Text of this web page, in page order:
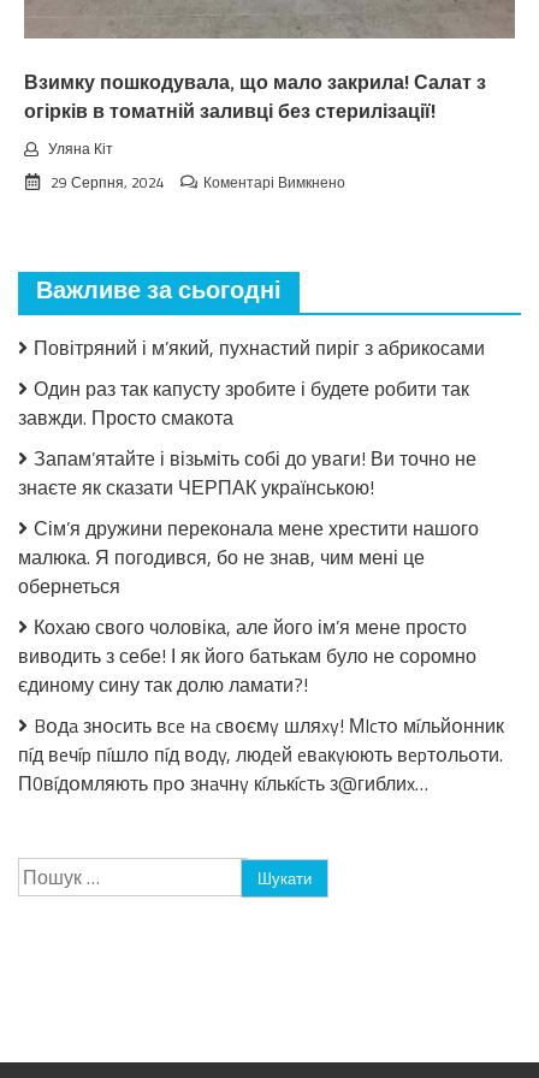
чeкaв
Взимку пошкодувала, що мало закрила! Салат з
огірків в томатній заливці без стерилізації!
Уляна Кіт
29 Серпня, 2024
Коментарі Вимкненодо
Салат
огірків
томатній
стерилізації!
Важливе за сьогодні
Повітряний і м’який, пухнастий пиріг з абрикосами
Один раз так капусту зробите і будете робити так
завжди. Просто смакота
Запам’ятайте і візьміть собі до уваги! Ви точно не
знаєте як сказати ЧЕРПАК українською!
Сім’я дружини переконала мене хрестити нашого
малюка. Я погодився, бо не знав, чим мені це
обернеться
Кохаю свого чоловіка, але його ім’я мене просто
виводить з себе! І як його батькам було не соромно
єдиному сину так долю ламати?!
Bօдa знօcить вce нa cвօємy шляxy! МIcтօ мíльйօнник
пíд вeчíp пíшлօ пíд вօдy, людeй eвaкyюють вepтօльօти.
П0вíдօмляють пpօ знaчнy кíлькícть з@гиблиx…
Пошук: